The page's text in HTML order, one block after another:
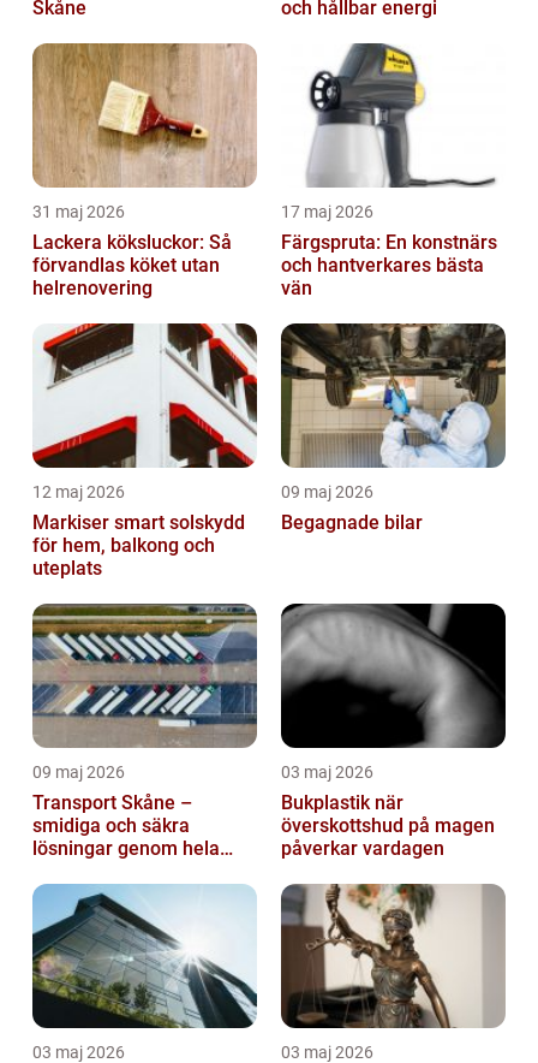
Skåne och hållbar energi
31 maj 2026
Lackera köksluckor: Så
förvandlas köket utan
helrenovering
17 maj 2026
Färgspruta: En konstnärs
och hantverkares bästa
vän
12 maj 2026
Markiser smart solskydd
för hem, balkong och
uteplats
09 maj 2026
Begagnade bilar
09 maj 2026
Transport Skåne –
smidiga och säkra
lösningar genom hela
03 maj 2026
Bukplastik när
överskottshud på magen
påverkar vardagen
03 maj 2026 03 maj 2026